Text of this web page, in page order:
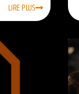
LIRE PLUS